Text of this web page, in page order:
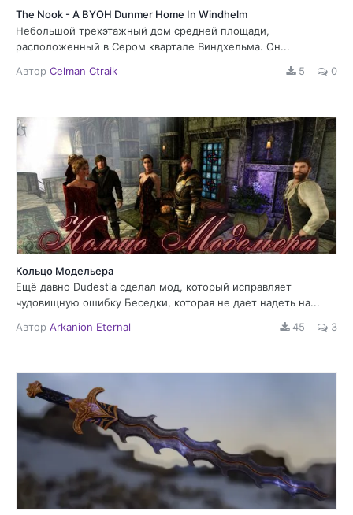
The Nook - A BYOH Dunmer Home In Windhelm
Небольшой трехэтажный дом средней площади,
расположенный в Сером квартале Виндхельма. Он...
Автор Celman Ctraik 5 0
Кольцо Модельера
Ещё давно Dudestia сделал мод, который исправляет
чудовищную ошибку Беседки, которая не дает надеть на...
Автор Arkanion Eternal 45 3